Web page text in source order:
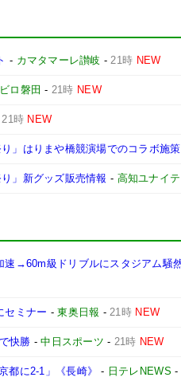
- カマタマーレ讃岐 -21時 NEW
ロ磐田 - 21時 NEW
21時 NEW
」はりまや橋競演場でのコラボ施
」新グッズ販売情報 - 高知ユナイ
速→60m級ドリブルにスタジアム騒
セミナー -東奥日報 -21時 NEW
快勝 -中日スポーツ - 21時 NEW
都に2-1」《長崎》 - 日テレNEWS -